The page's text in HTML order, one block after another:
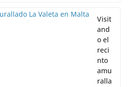
de un naufragio
perfil precioso con sus iglesias